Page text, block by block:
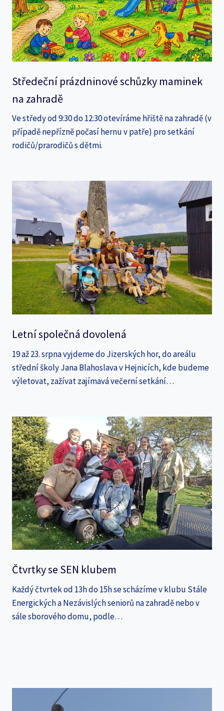
Středeční prázdninové schůzky maminek
na zahradě
Ve středy od 9:30 do 12:30 otevíráme hřiště na zahradě (v
případě nepřízně počasí hernu v patře) pro setkání
rodičů/prarodičů s dětmi.
Letní společná dovolená
19 až 23. srpna vyjdeme do Jizerských hor, do areálu
střední školy Jana Blahoslava v Hejnicích, kde budeme
výletovat, zažívat zajímavá večerní setkání…
Čtvrtky se SEN klubem
Každý čtvrtek od 13h do 15h se scházíme v klubu Stále
Energických a Nezávislých seniorů na zahradě nebo v
sále sborového domu, podle…